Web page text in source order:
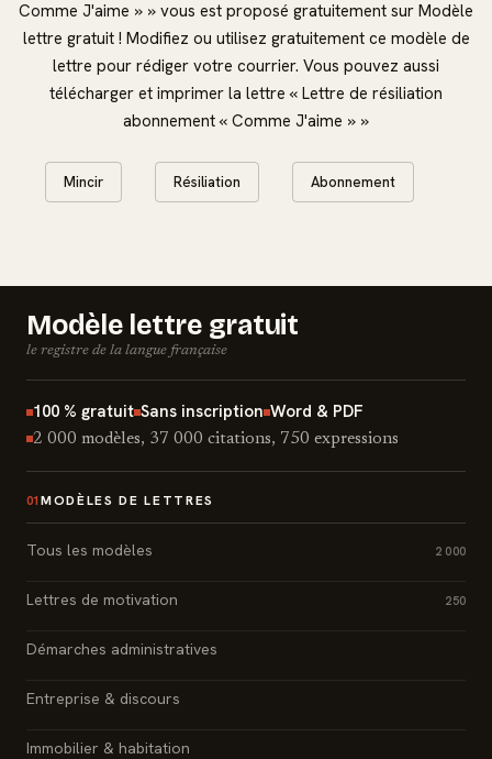
Comme J'aime » » vous est proposé gratuitement sur Modèle
lettre gratuit ! Modifiez ou utilisez gratuitement ce modèle de
lettre pour rédiger votre courrier. Vous pouvez aussi
télécharger et imprimer la lettre « Lettre de résiliation
abonnement « Comme J'aime » »
Mincir Résiliation Abonnement
Modèle lettre gratuit
le registre de la langue française
100 % gratuit Sans inscription Word & PDF
2 000 modèles, 37 000 citations, 750 expressions
01 MODÈLES DE LETTRES
Tous les modèles 2 000
Lettres de motivation 250
Démarches administratives
Entreprise & discours
Immobilier & habitation